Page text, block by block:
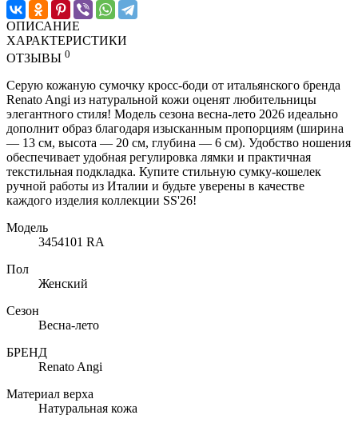
ОПИСАНИЕ
ХАРАКТЕРИСТИКИ
ОТЗЫВЫ 0
Серую кожаную сумочку кросс-боди от итальянского бренда
Renato Angi из натуральной кожи оценят любительницы
элегантного стиля! Модель сезона весна-лето 2026 идеально
дополнит образ благодаря изысканным пропорциям (ширина
— 13 см, высота — 20 см, глубина — 6 см). Удобство ношения
обеспечивает удобная регулировка лямки и практичная
текстильная подкладка. Купите стильную сумку-кошелек
ручной работы из Италии и будьте уверены в качестве
каждого изделия коллекции SS'26!
Модель
3454101 RA
Пол
Женский
Сезон
Весна-лето
БРЕНД
Renato Angi
Материал верха
Натуральная кожа